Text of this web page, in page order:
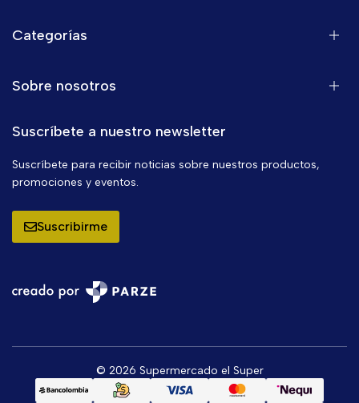
Categorías
Sobre nosotros
Suscríbete a nuestro newsletter
Suscríbete para recibir noticias sobre nuestros productos,
promociones y eventos.
Suscribirme
© 2026 Supermercado el Super